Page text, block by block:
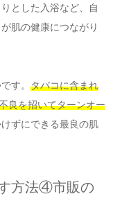
とした入浴など、自
肌の健康につながり
す。 タバコに含まれ
良を招いてターンオー
ずにできる最良の肌
方法④市販の